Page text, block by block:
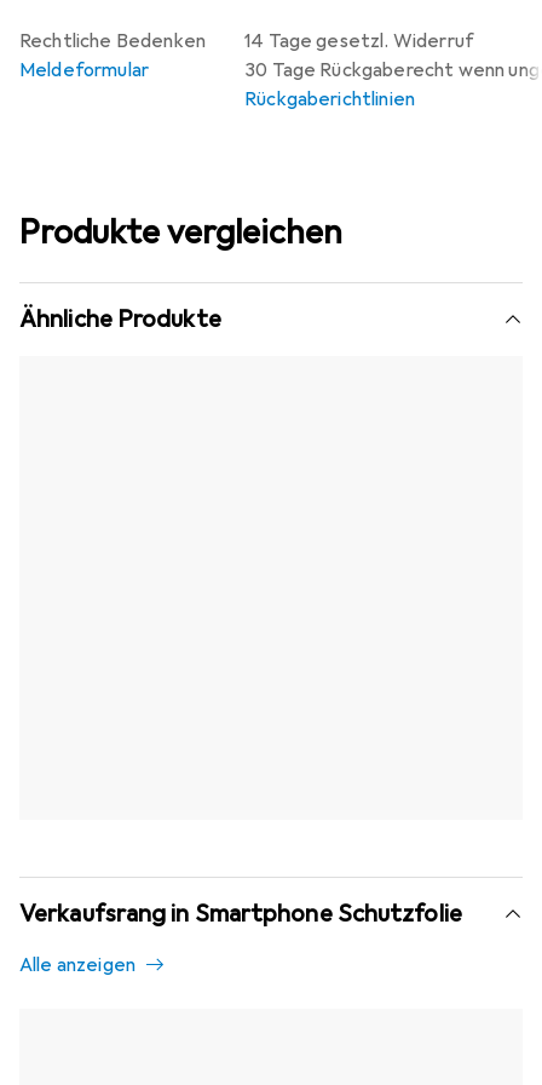
14 Tage gesetzl. Widerruf
30 Tage Rückgaberecht wenn
Rückgaberichtlinien
Rechtliche Bedenken
Meldeformular
Produkte vergleichen
Ähnliche Produkte
Verkaufsrang in Smartphone Schutzfolie
Alle anzeigen